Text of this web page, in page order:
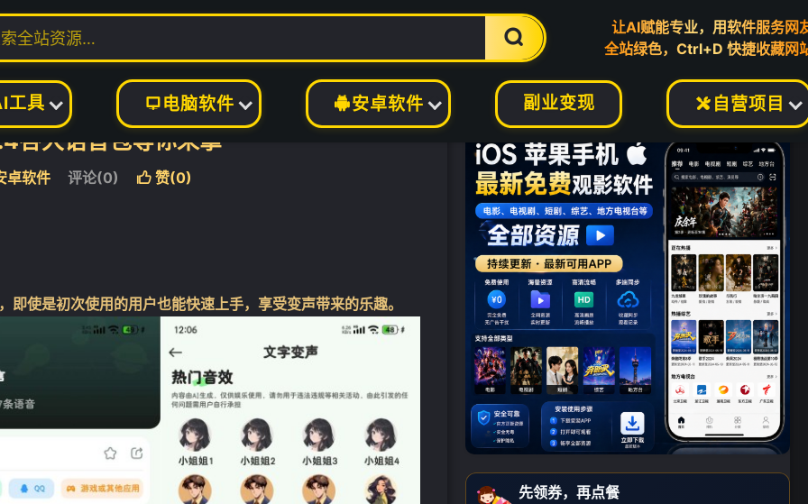

让AI赋能专业，用软件服务网
全站绿色，Ctrl+D 快捷收藏网
工具  电脑软件 安卓软件 副业变现  自营项目
各大语音包等你来拿
卓软件 评论(0)  赞(0)
使是初次使用的用户也能快速上手，享受变声带来的乐趣。
先领券，再点餐